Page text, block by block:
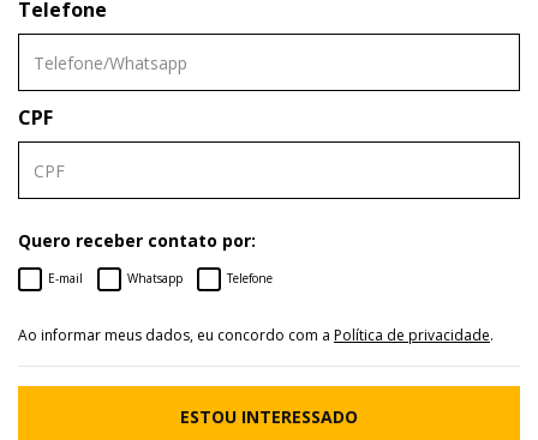
Telefone
CPF
Quero receber contato por:
E-mail Whatsapp Telefone
Ao informar meus dados, eu concordo com a Política de privacidade.
ESTOU INTERESSADO